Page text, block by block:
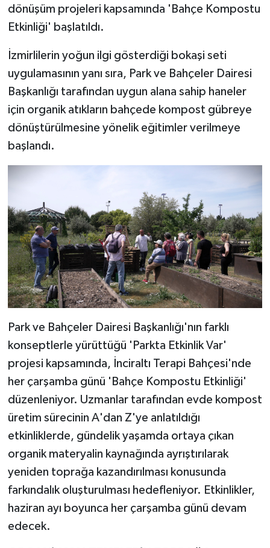
dönüşüm projeleri kapsamında 'Bahçe Kompostu
Etkinliği' başlatıldı.
İzmirlilerin yoğun ilgi gösterdiği bokaşi seti
uygulamasının yanı sıra, Park ve Bahçeler Dairesi
Başkanlığı tarafından uygun alana sahip haneler
için organik atıkların bahçede kompost gübreye
dönüştürülmesine yönelik eğitimler verilmeye
başlandı.
Park ve Bahçeler Dairesi Başkanlığı'nın farklı
konseptlerle yürüttüğü 'Parkta Etkinlik Var'
projesi kapsamında, İnciraltı Terapi Bahçesi'nde
her çarşamba günü 'Bahçe Kompostu Etkinliği'
düzenleniyor. Uzmanlar tarafından evde kompost
üretim sürecinin A'dan Z'ye anlatıldığı
etkinliklerde, gündelik yaşamda ortaya çıkan
organik materyalin kaynağında ayrıştırılarak
yeniden toprağa kazandırılması konusunda
farkındalık oluşturulması hedefleniyor. Etkinlikler,
haziran ayı boyunca her çarşamba günü devam
edecek.